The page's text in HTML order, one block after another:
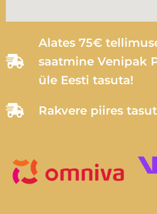
Alates 75€
saatmine Venipak
üle Eesti tasuta!
Rakvere piires